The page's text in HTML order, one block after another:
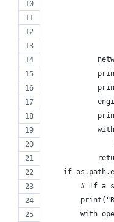
if
# If a
with